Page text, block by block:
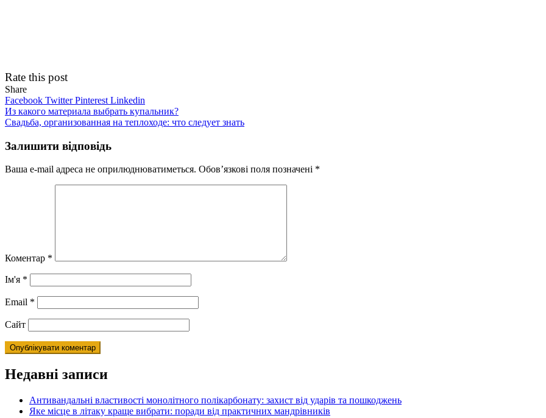
Rate this post
Share
Facebook TwitterPinterest Linkedin
Навігація
записів
Из какого материала выбрать купальник?
Свадьба, организованная на теплоходе: что следует знать
Залишити відповідь
Ваша e-mail адреса не оприлюднюватиметься. Обов’язкові поля позначені *
Коментар *
Ім'я *
Email *
Сайт
Недавні записи
Антивандальні властивості монолітного полікарбонату: захист від ударів та пошкоджень
Яке місце в літаку краще вибрати: поради від практичних мандрівників